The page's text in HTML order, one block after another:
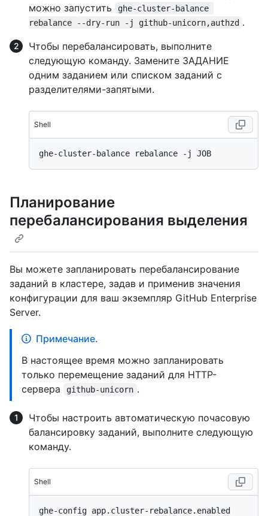
можно запустить
ghe-cluster-balance
rebalance --dry-run -j github-unicorn,authzd .
Чтобы перебалансировать, выполните
следующую команду. Замените ЗАДАНИЕ
одним заданием или списком заданий с
разделителями-запятыми.
Shell
Планирование
перебалансирования выделения
Вы можете запланировать перебалансирование
заданий в кластере, задав и применив значения
конфигурации для ваш экземпляр GitHub Enterprise
Server.
Примечание.
В настоящее время можно запланировать
только перемещение заданий для HTTP-
сервера
github-unicorn .
Чтобы настроить автоматическую почасовую
балансировку заданий, выполните следующую
команду.
Shell
ghe-config app.cluster-rebalance.enabled